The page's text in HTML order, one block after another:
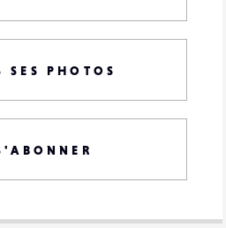
SES PHOTOS